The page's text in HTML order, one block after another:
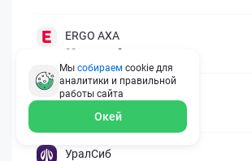
ERGO AXA
22 место 2 отзыва
Oxy Travel Premium
23 место 1 отзыв
УралСиб
Мы собираем cookie для
аналитики и правильной
работы сайта
Окей